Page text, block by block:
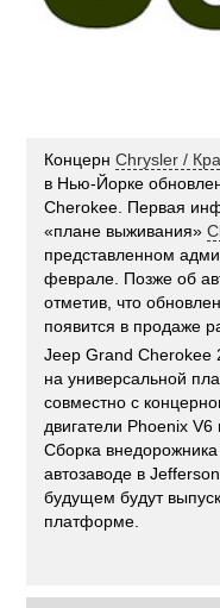
КонцернChrysler /
в Нью-Йорке
Cherokee. Первая
«плане выживания»
представленном
феврале. Позже об
отметив, что
появится в продаже
Jeep Grand Cherokee
на универсальной
совместно с
двигатели Phoenix
Сборка
автозаводе в
будущем будут
платформе.